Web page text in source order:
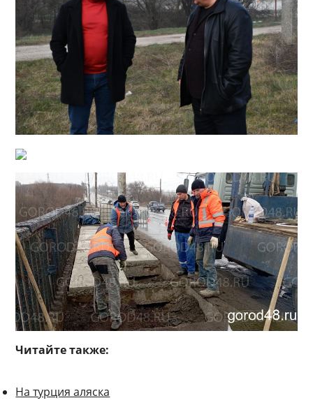
Читайте также:
На турция аляска